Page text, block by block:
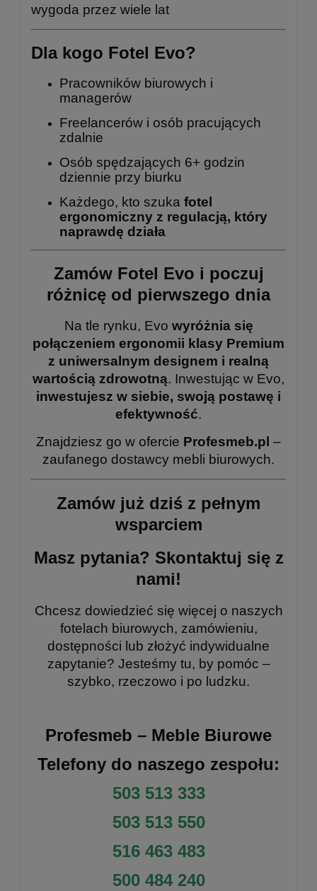
wygoda przez wiele lat
Dla kogo Fotel Evo?
Pracowników biurowych i
managerów
Freelancerów i osób pracujących
zdalnie
Osób spędzających 6+ godzin
dziennie przy biurku
Każdego, kto szuka fotel
ergonomiczny z regulacją, który
naprawdę działa
Zamów Fotel Evo i poczuj
różnicę od pierwszego dnia
Na tle rynku, Evo wyróżnia się
połączeniem ergonomii klasy Premium
z uniwersalnym designem i realną
wartością zdrowotną. Inwestując w Evo,
inwestujesz w siebie, swoją postawę i
efektywność.
Znajdziesz go w ofercie Profesmeb.pl –
zaufanego dostawcy mebli biurowych.
Zamów już dziś z pełnym
wsparciem
Masz pytania? Skontaktuj się z
nami!
Chcesz dowiedzieć się więcej o naszych
fotelach biurowych, zamówieniu,
dostępności lub złożyć indywidualne
zapytanie? Jesteśmy tu, by pomóc –
szybko, rzeczowo i po ludzku.
Profesmeb – Meble Biurowe
Telefony do naszego zespołu:
503 513 333
503 513 550
516 463 483
500 484 240